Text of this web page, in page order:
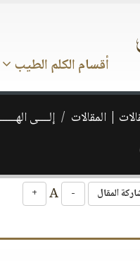
أقسام الكلم الطيب
| المقالات إلــــى
المقال -
+